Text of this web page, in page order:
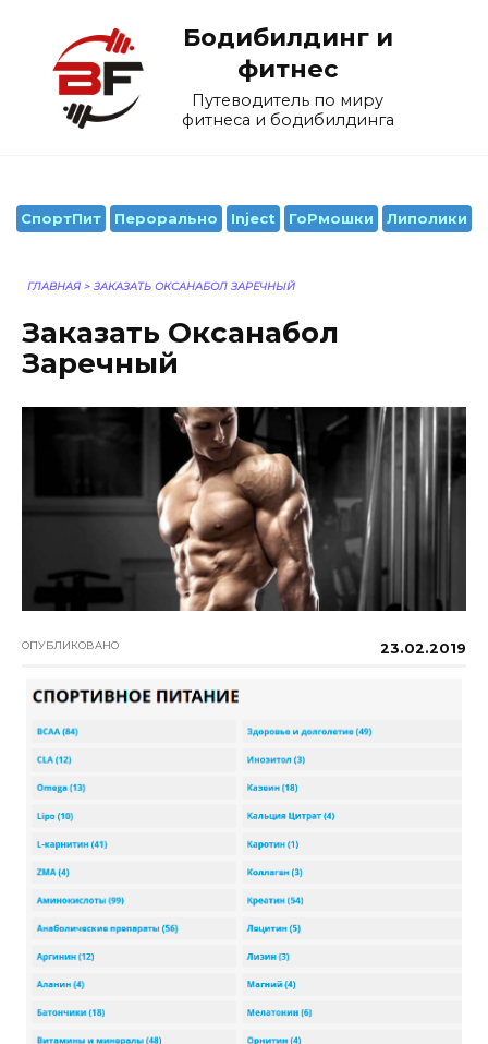
содержанию
Бодибилдинг и
фитнес
Путеводитель по миру
фитнеса и бодибилдинга
СпортПит Перорально Inject ГоРмошки Липолики
ГЛАВНАЯ > ЗАКАЗАТЬ ОКСАНАБОЛ ЗАРЕЧНЫЙ
Заказать Оксанабол
Заречный
ОПУБЛИКОВАНО 23.02.2019